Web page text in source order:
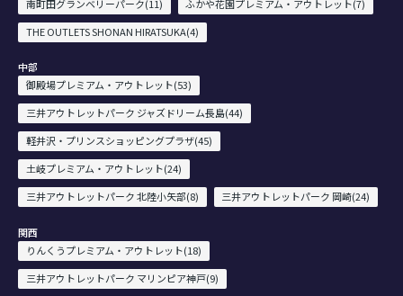
南町田グランベリーパーク(11)
ふかや花園プレミアム・アウトレット(7)
THE OUTLETS SHONAN HIRATSUKA(4)
中部
御殿場プレミアム・アウトレット(53)
三井アウトレットパーク ジャズドリーム長島(44)
軽井沢・プリンスショッピングプラザ(45)
土岐プレミアム・アウトレット(24)
三井アウトレットパーク 北陸小矢部(8)
三井アウトレットパーク 岡崎(24)
関西
りんくうプレミアム・アウトレット(18)
三井アウトレットパーク マリンピア神戸(9)